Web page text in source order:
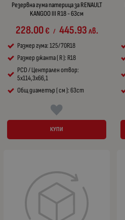
Резервна гума патерица за RENAULT
KANGOO III R18 - 63см
228.00€ / 445.93лв.
Размер гума: 125/70R18
Размер джанта ( R ): R18
PCD / Централен отвор:
5x114,3x66,1
Общ диаметър ( см ): 63cm
КУПИ